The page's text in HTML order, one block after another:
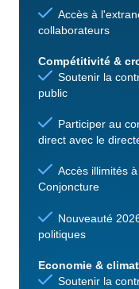
Accès à
collaborateurs
Compétitivité &
Soutenir la
public
Participer au
direct avec le
Accès illimités
Conjoncture
Nouveauté
politiques
Economie & climat
Soutenir la